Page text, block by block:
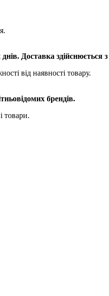
Доставка здійснюється
від наявності товару.
брендів.
товари.